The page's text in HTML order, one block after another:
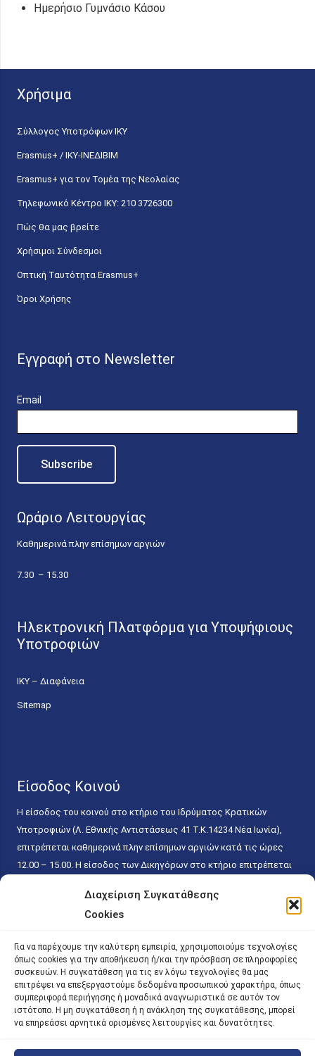
Διαχείριση Συγκατάθεσης
Cookies
Για να παρέχουμε την καλύτερη εμπειρία, χρησιμοποιούμε τεχνολογίες
όπως cookies για την αποθήκευση ή/και την πρόσβαση σε πληροφορίες
συσκευών. Η συγκατάθεση για τις εν λόγω τεχνολογίες θα μας
επιτρέψει να επεξεργαστούμε δεδομένα προσωπικού χαρακτήρα, όπως
συμπεριφορά περιήγησης ή μοναδικά αναγνωριστικά σε αυτόν τον
ιστότοπο. Η μη συγκατάθεση ή η ανάκληση της συγκατάθεσης, μπορεί
να επηρεάσει αρνητικά ορισμένες λειτουργίες και δυνατότητες.
Ημερήσιο Γυμνάσιο Κάσου
Χρήσιμα
Σύλλογος Υποτρόφων ΙΚΥ
Erasmus+ / ΙΚΥ-ΙΝΕΔΙΒΙΜ
Erasmus+ για τον Τομέα της Νεολαίας
Τηλεφωνικό Κέντρο IKY: 210 3726300
Πώς θα μας βρείτε
Χρήσιμοι Σύνδεσμοι
Οπτική Ταυτότητα Erasmus+
Όροι Χρήσης
Εγγραφή στο Newsletter
Email
Ωράριο Λειτουργίας
Καθημερινά πλην επίσημων αργιών
7.30 – 15.30
Ηλεκτρονική Πλατφόρμα για Υποψήφιους
Υποτροφιών
ΙΚΥ – Διαφάνεια
Sitemap
Είσοδος Κοινού
Η είσοδος του κοινού στο κτήριο του Ιδρύματος Κρατικών
Υποτροφιών (Λ. Εθνικής Αντιστάσεως 41 T.K.14234 Νέα Ιωνία),
επιτρέπεται καθημερινά πλην επίσημων αργιών κατά τις ώρες
12.00 – 15.00. Η είσοδος των Δικηγόρων στο κτήριο επιτρέπεται
κάθε εργάσιμη ημέρα και ώρα χωρίς κανέναν χρονικό ή άλλο
περιορισμό. Η είσοδος του κοινού ειδικά στο γραφείο του
15.00. Η εξυπηρέτηση του κοινού πραγματοποιείται βάσει των
παγίων ισχυουσών διατάξεων. Για την αποφυγή συνωστισμού
εντός του εσωτερικού χώρου εξυπηρέτησης και αναμονής του
κοινού, η εξυπηρέτησή του δύναται να πραγματοποιείται κατόπιν
προγραμματισμένου ραντεβού.